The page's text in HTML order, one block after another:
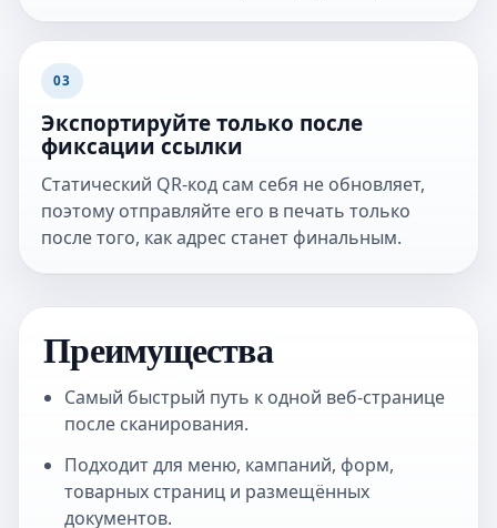
03
Экспортируйте только после
фиксации ссылки
Статический QR-код сам себя не обновляет,
поэтому отправляйте его в печать только
после того, как адрес станет финальным.
Преимущества
Самый быстрый путь к одной веб-странице
после сканирования.
Подходит для меню, кампаний, форм,
товарных страниц и размещённых
документов.